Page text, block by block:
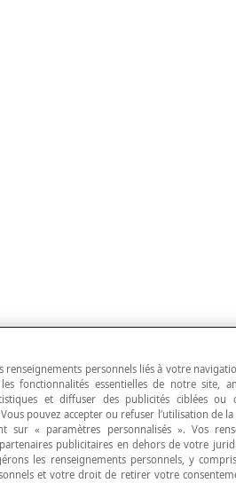
renseignements personnels liés à votre
fonctionnalités essentielles de notre site,
et diffuser des publicités ciblées ou
pouvez accepter ou refuser l’utilisation de
sur « paramètres personnalisés ». Vos
publicitaires en dehors de votre
les renseignements personnels, y
et votre droit de retirer votre